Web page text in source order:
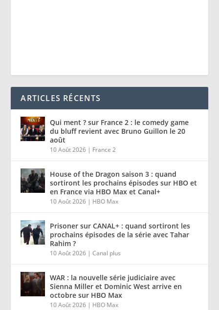
ARTICLES RÉCENTS
Qui ment ? sur France 2 : le comedy game
du bluff revient avec Bruno Guillon le 20
août
10 Août 2026 | France 2
House of the Dragon saison 3 : quand
sortiront les prochains épisodes sur HBO et
en France via HBO Max et Canal+
10 Août 2026 | HBO Max
Prisoner sur CANAL+ : quand sortiront les
prochains épisodes de la série avec Tahar
Rahim ?
10 Août 2026 |Canal plus
WAR : la nouvelle série judiciaire avec
Sienna Miller et Dominic West arrive en
octobre sur HBO Max
10 Août 2026 | HBO Max